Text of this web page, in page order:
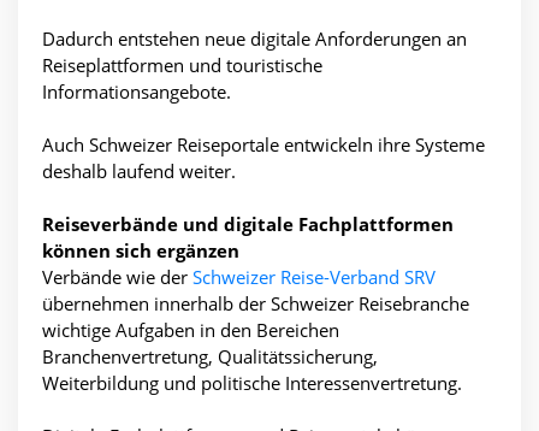
Dadurch entstehen neue digitale Anforderungen an
Reiseplattformen und touristische
Informationsangebote.
Auch Schweizer Reiseportale entwickeln ihre Systeme
deshalb laufend weiter.
Reiseverbände und digitale Fachplattformen
können sich ergänzen
Verbände wie der Schweizer Reise-Verband SRV
übernehmen innerhalb der Schweizer Reisebranche
wichtige Aufgaben in den Bereichen
Branchenvertretung, Qualitätssicherung,
Weiterbildung und politische Interessenvertretung.